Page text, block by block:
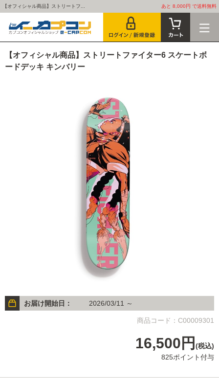
【オフィシャル商品】ストリートフ... あと 8,000円 で送料無料
【オフィシャル商品】ストリートファイター6 スケートボ
ードデッキ キンバリー
お届け開始日： 2026/03/11 ～
商品コード：C00009301
16,500円 (税込)
825ポイント付与